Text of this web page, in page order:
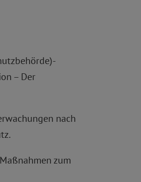
– Der
nach
zum